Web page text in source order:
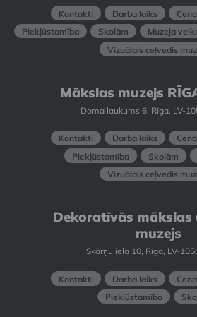
Kontakti Darba laiks
Piekļūstamība
Skolām Muzeja
Vizuālais ceļvedis
Mākslas muzejs
Doma laukums 6, Rīga, LV-
Kontakti Darba laiks
Piekļūstamība
Skolām
Vizuālais ceļvedis
Dekoratīvās mākslas
muzejs
Skārņu iela 10, Rīga, LV-
Kontakti Darba laiks
Piekļūstamība